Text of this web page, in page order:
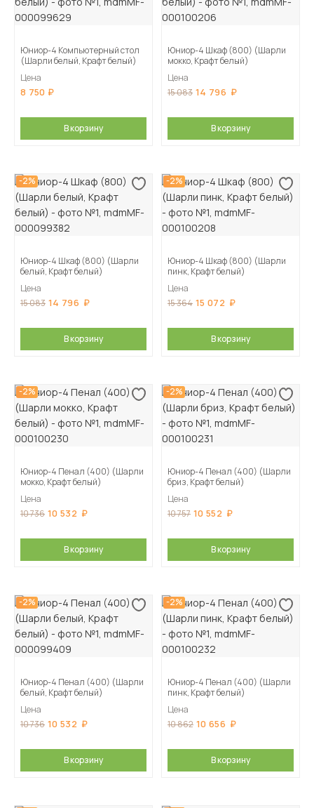
Юниор-4 Компьютерный стол
(Шарли белый, Крафт белый)
Цена
8 750
В корзину
Юниор-4 Шкаф (800) (Шарли
мокко, Крафт белый)
Цена
15 083 14 796
В корзину
-2%
Юниор-4 Шкаф (800) (Шарли
белый, Крафт белый)
Цена
15 083 14 796
В корзину
-2%
Юниор-4 Шкаф (800) (Шарли
пинк, Крафт белый)
Цена
15 364 15 072
В корзину
-2%
Юниор-4 Пенал (400) (Шарли
мокко, Крафт белый)
Цена
10 736 10 532
В корзину
-2%
Юниор-4 Пенал (400) (Шарли
бриз, Крафт белый)
Цена
10 757 10 552
В корзину
-2%
Юниор-4 Пенал (400) (Шарли
белый, Крафт белый)
Цена
10 736 10 532
В корзину
-2%
Юниор-4 Пенал (400) (Шарли
пинк, Крафт белый)
Цена
10 862 10 656
В корзину